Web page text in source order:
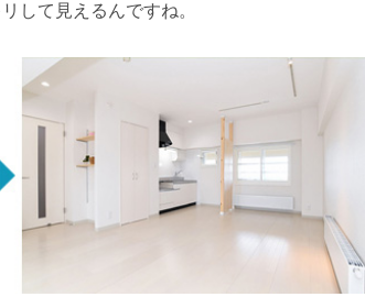
して見えるんですね。